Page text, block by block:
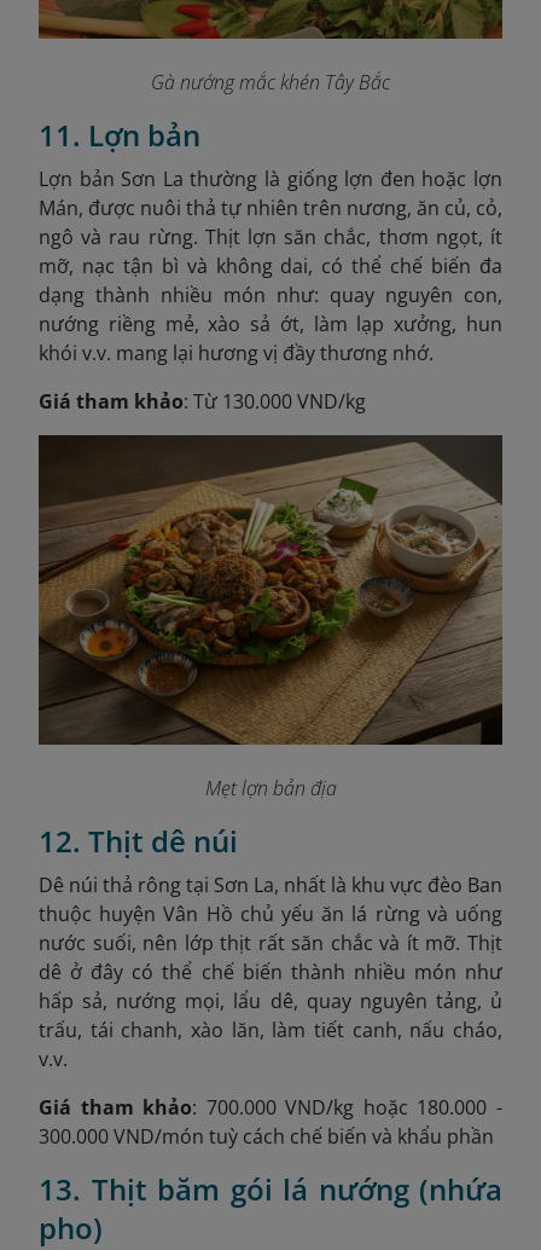
Gà nướng mắc khén Tây Bắc
11. Lợn bản
Lợn bản Sơn La thường là giống lợn đen hoặc lợn
Mán, được nuôi thả tự nhiên trên nương, ăn củ, cỏ,
ngô và rau rừng. Thịt lợn săn chắc, thơm ngọt, ít
mỡ, nạc tận bì và không dai, có thể chế biến đa
dạng thành nhiều món như: quay nguyên con,
nướng riềng mẻ, xào sả ớt, làm lạp xưởng, hun
khói v.v. mang lại hương vị đầy thương nhớ.
Giá tham khảo: Từ 130.000 VND/kg
Mẹt lợn bản địa
12. Thịt dê núi
Dê núi thả rông tại Sơn La, nhất là khu vực đèo Ban
thuộc huyện Vân Hồ chủ yếu ăn lá rừng và uống
nước suối, nên lớp thịt rất săn chắc và ít mỡ. Thịt
dê ở đây có thể chế biến thành nhiều món như
hấp sả, nướng mọi, lẩu dê, quay nguyên tảng, ủ
trấu, tái chanh, xào lăn, làm tiết canh, nấu cháo,
v.v.
Giá tham khảo: 700.000 VND/kg hoặc 180.000 -
300.000 VND/món tuỳ cách chế biến và khẩu phần
13. Thịt băm gói lá nướng (nhứa
pho)